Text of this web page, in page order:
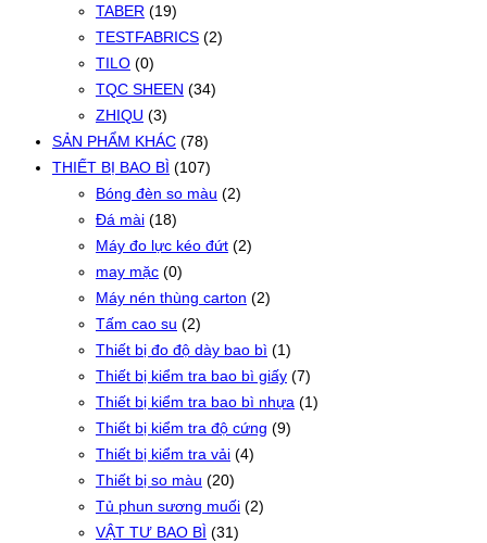
TABER (19)
TESTFABRICS (2)
TILO (0)
TQC SHEEN (34)
ZHIQU (3)
SẢN PHẨM KHÁC (78)
THIẾT BỊ BAO BÌ (107)
Bóng đèn so màu (2)
Đá mài (18)
Máy đo lực kéo đứt (2)
may mặc (0)
Máy nén thùng carton (2)
Tấm cao su (2)
Thiết bị đo độ dày bao bì (1)
Thiết bị kiểm tra bao bì giấy (7)
Thiết bị kiểm tra bao bì nhựa (1)
Thiết bị kiểm tra độ cứng (9)
Thiết bị kiểm tra vải (4)
Thiết bị so màu (20)
Tủ phun sương muối (2)
VẬT TƯ BAO BÌ (31)